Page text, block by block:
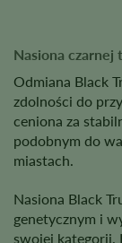
Nasiona czarnej
Odmiana Black
zdolności do
ceniona za
podobnym do
miastach.
Nasiona Black
genetycznym i
swojej kategorii.